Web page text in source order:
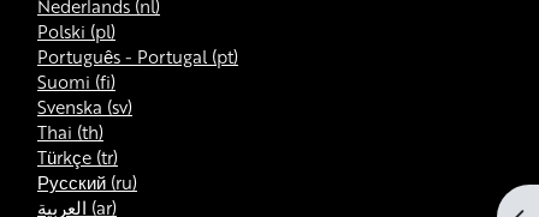
Nederlands ‎(nl)‎
Polski ‎(pl)‎
Português - Portugal ‎(pt)‎
Suomi ‎(fi)‎
Svenska ‎(sv)‎
Thai ‎(th)‎
Türkçe ‎(tr)‎
Русский ‎(ru)‎
العربية ‎(ar)‎